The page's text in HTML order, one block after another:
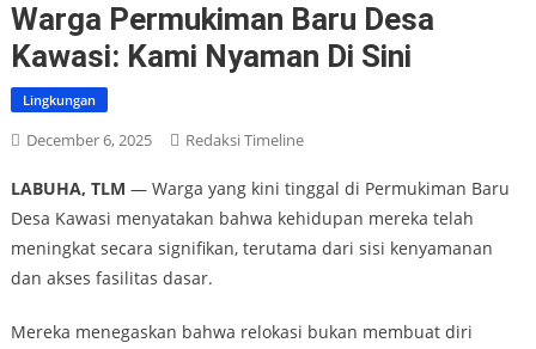
Warga Permukiman Baru Desa
Kawasi: Kami Nyaman Di Sini
Lingkungan
December 6, 2025 Redaksi Timeline
LABUHA, TLM — Warga yang kini tinggal di Permukiman Baru
Desa Kawasi menyatakan bahwa kehidupan mereka telah
meningkat secara signifikan, terutama dari sisi kenyamanan
dan akses fasilitas dasar.
Mereka menegaskan bahwa relokasi bukan membuat diri